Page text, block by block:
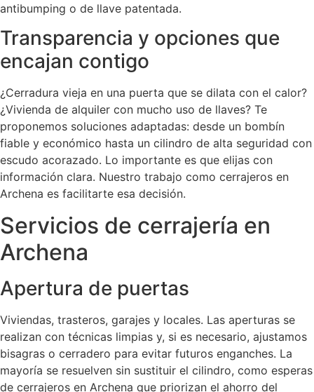
antibumping o de llave patentada.
Transparencia y opciones que
encajan contigo
¿Cerradura vieja en una puerta que se dilata con el calor?
¿Vivienda de alquiler con mucho uso de llaves? Te
proponemos soluciones adaptadas: desde un bombín
fiable y económico hasta un cilindro de alta seguridad con
escudo acorazado. Lo importante es que elijas con
información clara. Nuestro trabajo como cerrajeros en
Archena es facilitarte esa decisión.
Servicios de cerrajería en
Archena
Apertura de puertas
Viviendas, trasteros, garajes y locales. Las aperturas se
realizan con técnicas limpias y, si es necesario, ajustamos
bisagras o cerradero para evitar futuros enganches. La
mayoría se resuelven sin sustituir el cilindro, como esperas
de cerrajeros en Archena que priorizan el ahorro del